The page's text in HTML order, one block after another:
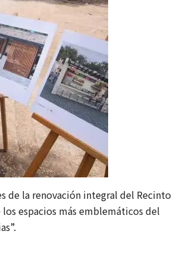
de la renovación integral del Recinto
espacios más emblemáticos del